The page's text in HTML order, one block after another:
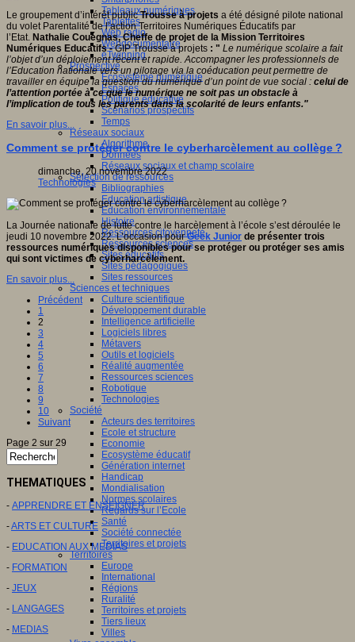
Tableaux numériques
Tablettes
Web radio
Webdocumentaire
eTwinning
Prospective
Ecosystème numérique
Espaces
Politique éducative
Scénarios prospectifs
Temps
Réseaux sociaux
Algorithme
Données
Réseaux sociaux et champ scolaire
Sélection de ressources
Bibliographies
Education artistique
Education environnementale
Histoire
Ressources citoyenneté
Ressources sciences
Sites éducatifs
Sites pédagogiques
Sites ressources
Sciences et techniques
Culture scientifique
Développement durable
Intelligence artificielle
Logiciels libres
Métavers
Outils et logiciels
Réalité augmentée
Ressources sciences
Robotique
Technologies
Société
Acteurs des territoires
Ecole et structure
Economie
Ecosystème éducatif
Génération internet
Handicap
Mondialisation
Normes scolaires
Regards sur l’Ecole
Santé
Société connectée
Territoires et projets
Territoires
Europe
International
Régions
Ruralité
Territoires et projets
Tiers lieux
Villes
Le groupement d’intérêt publicTrousse à projets a été désigné pilote national
du volet Parentalité de l’action Territoires Numériques Éducatifs par
l’Etat. Nathalie Couégnas, Cheffe de projet de la Mission Territoires
Numériques Educatifs -GIP Trousse à projets : " Le numérique scolaire a fait
l’objet d’un déploiement récent et rapide. Accompagner les professionnels de
l’Education nationale vers un pilotage via la coéducation peut permettre de
travailler en équipe la question du numérique d’un point de vue social : celui de
l’attention portée à ce que le numérique ne soit pas un obstacle à
l’implication de tous les parents dans la scolarité de leurs enfants."
En savoir plus...
Comment se protéger contre le cyberharcèlement au collège ?
dimanche, 20 novembre 2022
Technologies
La Journée nationale de lutte contre le harcèlement à l’école s’est déroulée le
jeudi 10 novembre 2022. L’occasion pourGeek Junior de présenter trois
ressources numériques disponibles pour se protéger ou protéger ses amis
qui sont victimes de cyberharcèlement.
En savoir plus...
Précédent
1
2
3
4
5
6
7
8
9
10
Suivant
Page 2 sur 29
THEMATIQUES
- APPRENDRE ET ENSEIGNER
-ARTS ET CULTURE
- EDUCATION AUX MEDIAS
- FORMATION
- JEUX
- LANGAGES
- MEDIAS